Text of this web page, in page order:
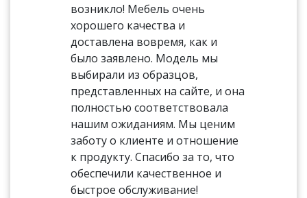
возникло! Мебель очень
хорошего качества и
доставлена вовремя, как и
было заявлено. Модель мы
выбирали из образцов,
представленных на сайте, и она
полностью соответствовала
нашим ожиданиям. Мы ценим
заботу о клиенте и отношение
к продукту. Спасибо за то, что
обеспечили качественное и
быстрое обслуживание!